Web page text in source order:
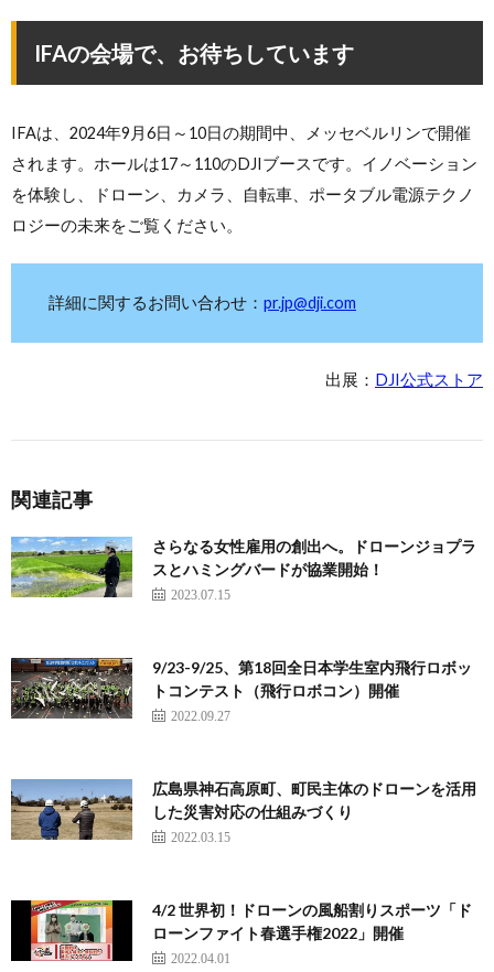
IFAの会場で、お待ちしています
IFAは、2024年9月6日～10日の期間中、メッセベルリンで開催
されます。ホールは17～110のDJIブースです。イノベーション
を体験し、ドローン、カメラ、自転車、ポータブル電源テクノ
ロジーの未来をご覧ください。
詳細に関するお問い合わせ： pr.jp@dji.com
出展： DJI公式ストア
関連記事
さらなる女性雇用の創出へ。ドローンジョプラ
スとハミングバードが協業開始！
2023.07.15
9/23-9/25、第18回全日本学生室内飛行ロボッ
トコンテスト（飛行ロボコン）開催
2022.09.27
広島県神石高原町、町民主体のドローンを活用
した災害対応の仕組みづくり
2022.03.15
4/2 世界初！ドローンの風船割りスポーツ「ド
ローンファイト春選手権2022」開催
2022.04.01